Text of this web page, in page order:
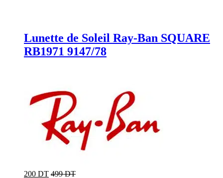
Lunette de Soleil Ray-Ban SQUARE
RB1971 9147/78
200 DT 499 DT